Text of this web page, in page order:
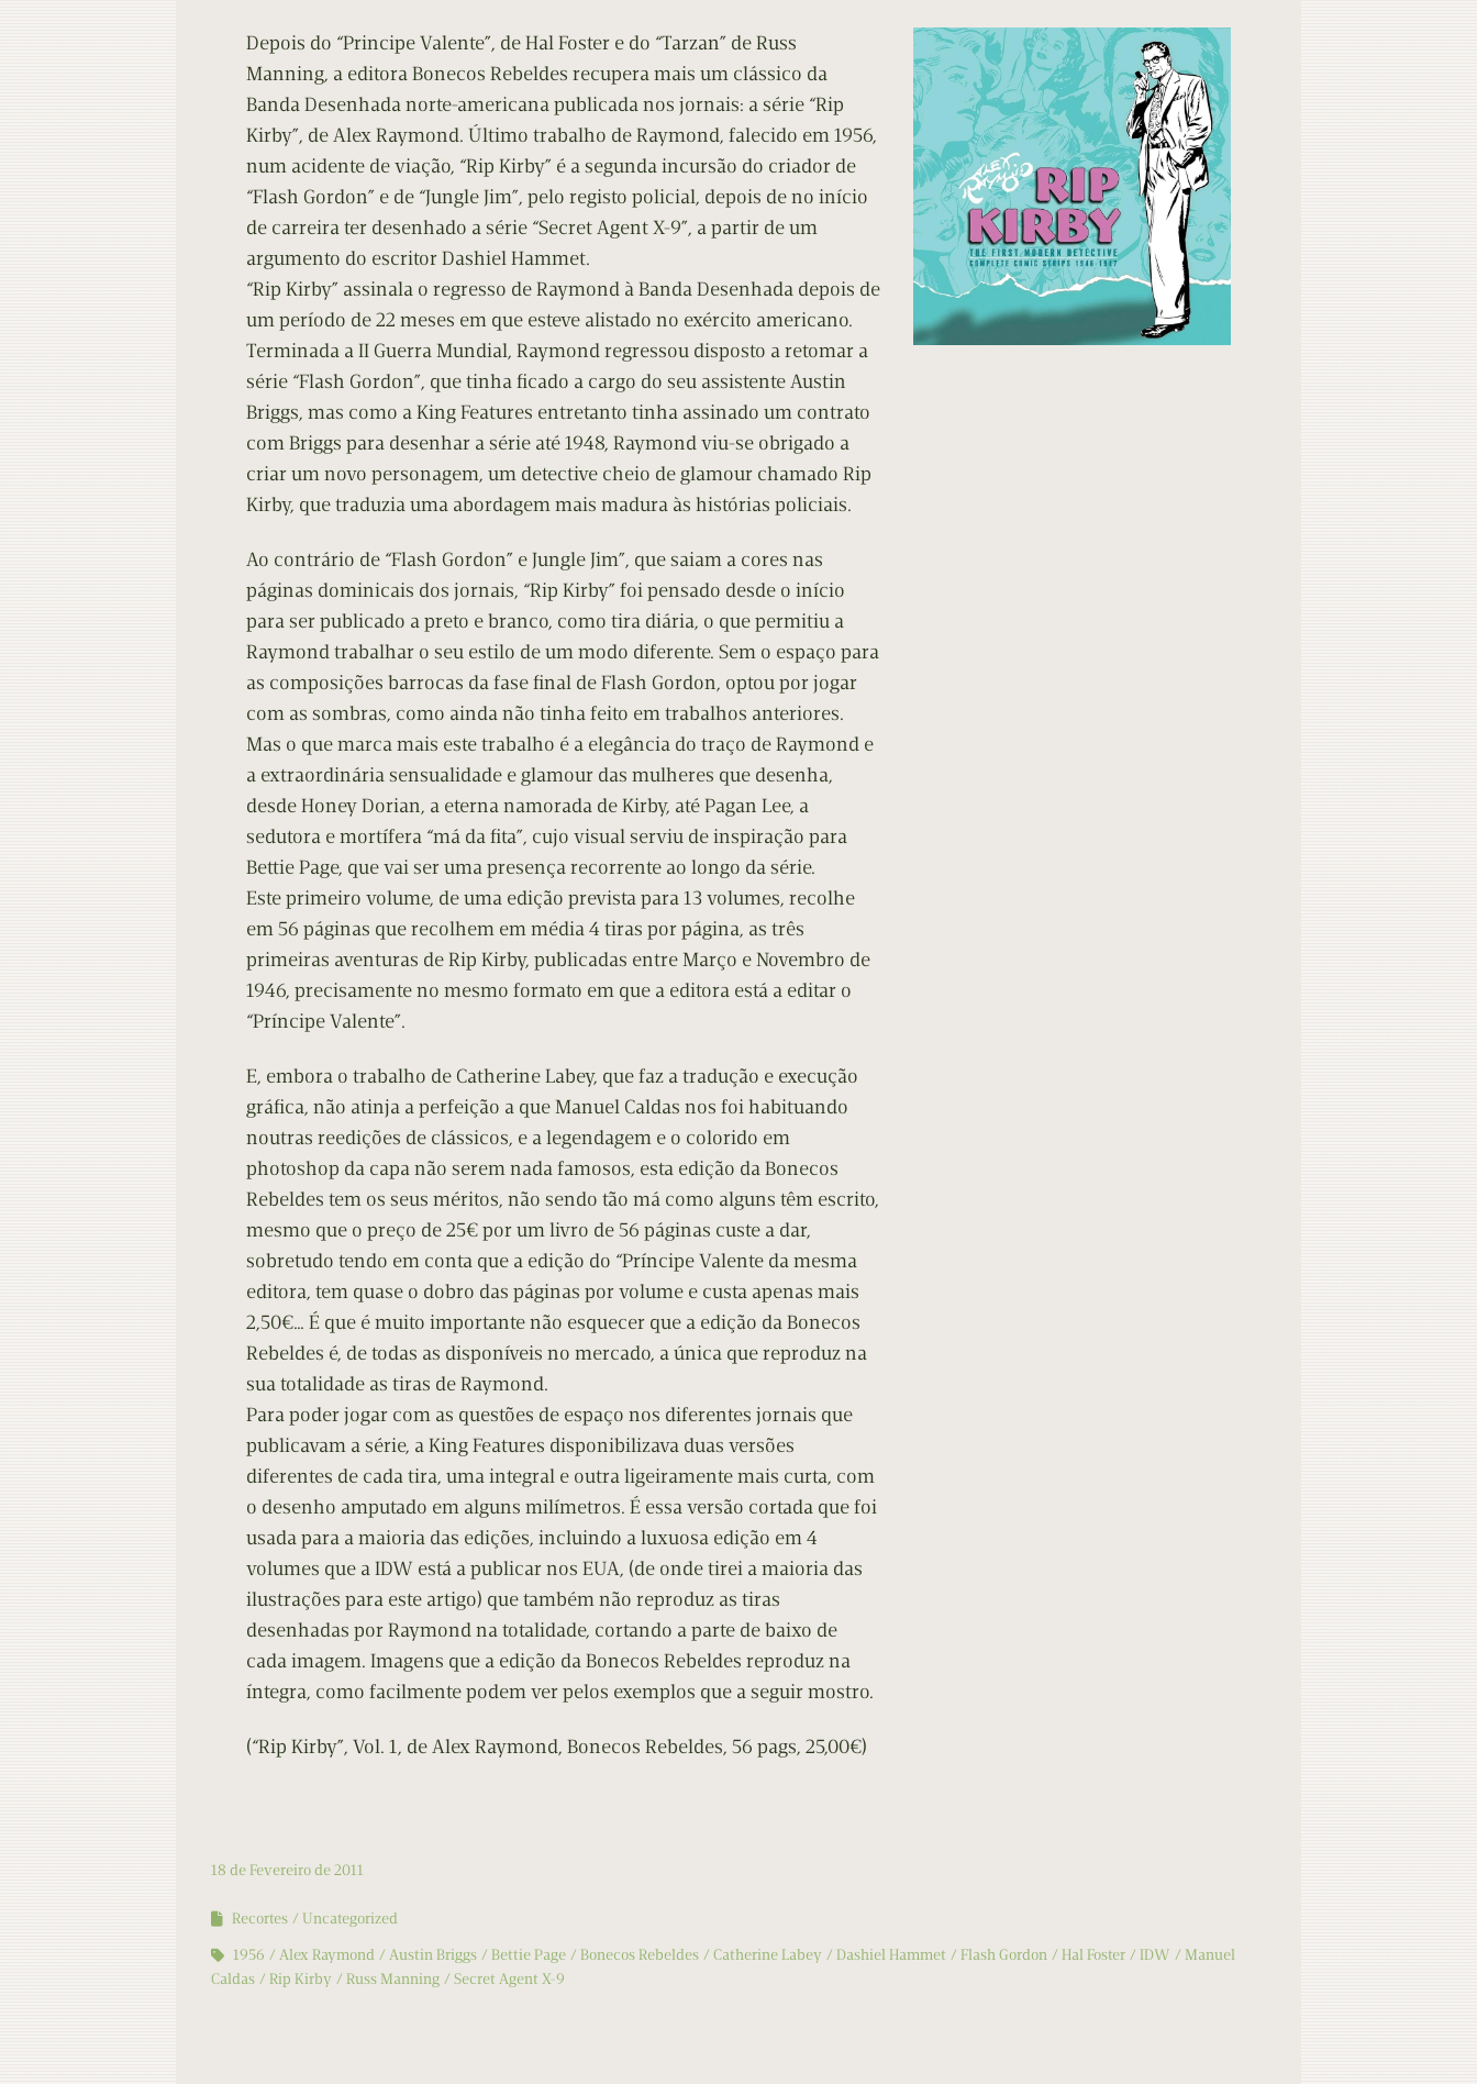
Depois do “Principe Valente”, de Hal Foster e do “Tarzan” de Russ
Manning, a editora Bonecos Rebeldes recupera mais um clássico da
Banda Desenhada norte-americana publicada nos jornais: a série “Rip
Kirby”, de Alex Raymond. Último trabalho de Raymond, falecido em 1956,
num acidente de viação, “Rip Kirby” é a segunda incursão do criador de
“Flash Gordon” e de “Jungle Jim”, pelo registo policial, depois de no início
de carreira ter desenhado a série “Secret Agent X-9”, a partir de um
argumento do escritor Dashiel Hammet.
“Rip Kirby” assinala o regresso de Raymond à Banda Desenhada depois de
um período de 22 meses em que esteve alistado no exército americano.
Terminada a II Guerra Mundial, Raymond regressou disposto a retomar a
série “Flash Gordon”, que tinha ficado a cargo do seu assistente Austin
Briggs, mas como a King Features entretanto tinha assinado um contrato
com Briggs para desenhar a série até 1948, Raymond viu-se obrigado a
criar um novo personagem, um detective cheio de glamour chamado Rip
Kirby, que traduzia uma abordagem mais madura às histórias policiais.
Ao contrário de “Flash Gordon” e Jungle Jim”, que saiam a cores nas
páginas dominicais dos jornais, “Rip Kirby” foi pensado desde o início
para ser publicado a preto e branco, como tira diária, o que permitiu a
Raymond trabalhar o seu estilo de um modo diferente. Sem o espaço para
as composições barrocas da fase final de Flash Gordon, optou por jogar
com as sombras, como ainda não tinha feito em trabalhos anteriores.
Mas o que marca mais este trabalho é a elegância do traço de Raymond e
a extraordinária sensualidade e glamour das mulheres que desenha,
desde Honey Dorian, a eterna namorada de Kirby, até Pagan Lee, a
sedutora e mortífera “má da fita”, cujo visual serviu de inspiração para
Bettie Page, que vai ser uma presença recorrente ao longo da série.
Este primeiro volume, de uma edição prevista para 13 volumes, recolhe
em 56 páginas que recolhem em média 4 tiras por página, as três
primeiras aventuras de Rip Kirby, publicadas entre Março e Novembro de
1946, precisamente no mesmo formato em que a editora está a editar o
“Príncipe Valente”.
E, embora o trabalho de Catherine Labey, que faz a tradução e execução
gráfica, não atinja a perfeição a que Manuel Caldas nos foi habituando
noutras reedições de clássicos, e a legendagem e o colorido em
photoshop da capa não serem nada famosos, esta edição da Bonecos
Rebeldes tem os seus méritos, não sendo tão má como alguns têm escrito,
mesmo que o preço de 25€ por um livro de 56 páginas custe a dar,
sobretudo tendo em conta que a edição do “Príncipe Valente da mesma
editora, tem quase o dobro das páginas por volume e custa apenas mais
2,50€… É que é muito importante não esquecer que a edição da Bonecos
Rebeldes é, de todas as disponíveis no mercado, a única que reproduz na
sua totalidade as tiras de Raymond.
Para poder jogar com as questões de espaço nos diferentes jornais que
publicavam a série, a King Features disponibilizava duas versões
diferentes de cada tira, uma integral e outra ligeiramente mais curta, com
o desenho amputado em alguns milímetros. É essa versão cortada que foi
usada para a maioria das edições, incluindo a luxuosa edição em 4
volumes que a IDW está a publicar nos EUA, (de onde tirei a maioria das
ilustrações para este artigo) que também não reproduz as tiras
desenhadas por Raymond na totalidade, cortando a parte de baixo de
cada imagem. Imagens que a edição da Bonecos Rebeldes reproduz na
íntegra, como facilmente podem ver pelos exemplos que a seguir mostro.
(“Rip Kirby”, Vol. 1, de Alex Raymond, Bonecos Rebeldes, 56 pags, 25,00€)
18 de Fevereiro de 2011
Recortes
Uncategorized
1956
Alex Raymond Austin Briggs Bettie Page Bonecos Rebeldes Catherine Labey Dashiel Hammet Flash Gordon Hal Foster IDW
Manuel
Caldas
Rip Kirby Russ Manning Secret Agent X-9